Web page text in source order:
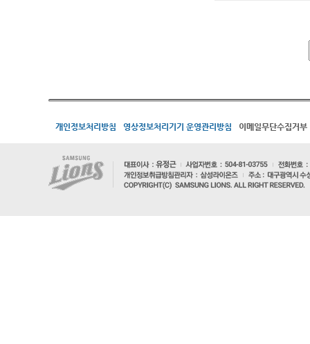
개인정보처리방침 영상정보처리기기 운영관리방침 이메일무단수집거부